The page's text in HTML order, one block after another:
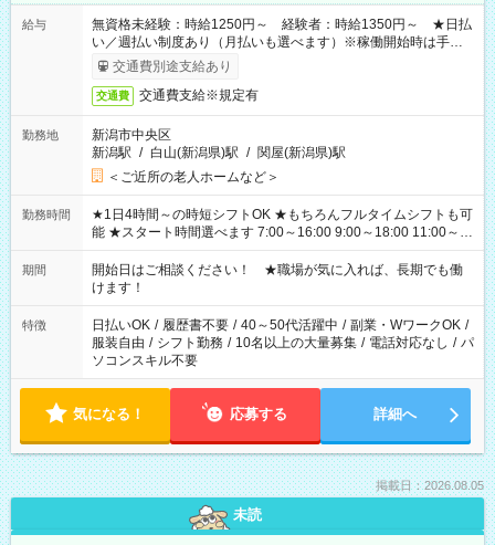
給与
無資格未経験：時給1250円～ 経験者：時給1350円～ ★日払
い／週払い制度あり（月払いも選べます）※稼働開始時は手続き
完了次第のお支払いとなります。
交通費別途支給あり
交通費 交通費支給※規定有
勤務地
新潟市中央区
新潟駅 / 白山(新潟県)駅 / 関屋(新潟県)駅
＜ご近所の老人ホームなど＞
勤務時間
★1日4時間～の時短シフトOK ★もちろんフルタイムシフトも可
能 ★スタート時間選べます 7:00～16:00 9:00～18:00 11:00～
20:00 など 残業なし！ ※Wワークの場合、他のお仕事と合わせ
週40時間超の就業はご案内できません ※法令に基づき、週20時
間以上勤務は社会保険への加入対象となります ※労働者派遣法
（日雇い派遣の原則禁止）により、短時間・短期間の就業はご
案内が難しい場合があります
期間
開始日はご相談ください！ ★職場が気に入れば、長期でも働
けます！
特徴 日払いOK / 履歴書不要 / 40～50代活躍中 / 副業・WワークOK /
服装自由 / シフト勤務 / 10名以上の大量募集 / 電話対応なし / パ
ソコンスキル不要
気になる！ 応募する 詳細へ
掲載日：2026.08.05
未読